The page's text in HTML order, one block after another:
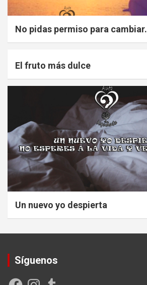
No pidas permiso para cambiar.
El fruto más dulce
Un nuevo yo despierta
Síguenos
FacebookInstagramTumblr